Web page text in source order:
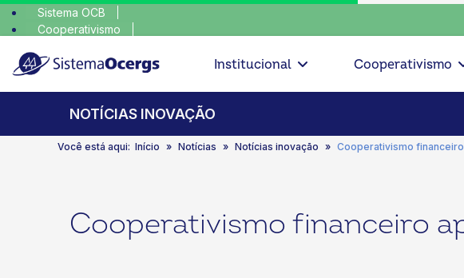
Sistema OCB
Cooperativismo
Institucional
Cooperativismo
NOTÍCIAS INOVAÇÃO
Você está aqui: Início Notícias Notícias inovação Cooperativismo
Cooperativismo financeiro